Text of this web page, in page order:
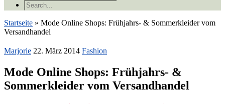
Startseite » Mode Online Shops: Frühjahrs- & Sommerkleider vom
Versandhandel
Marjorie 22. März 2014 Fashion
Mode Online Shops: Frühjahrs- &
Sommerkleider vom Versandhandel